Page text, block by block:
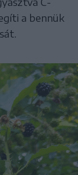
a bennük